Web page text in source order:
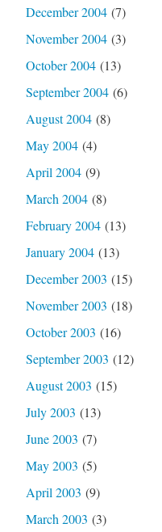
December 2004(7)
November 2004(3)
October 2004(13)
September 2004(6)
August 2004(8)
May 2004(4)
April 2004(9)
March 2004(8)
February 2004(13)
January 2004(13)
December 2003 (15)
November 2003 (18)
October 2003 (16)
September 2003 (12)
August 2003 (15)
July 2003 (13)
June 2003 (7)
May 2003 (5)
April 2003 (9)
March 2003 (3)